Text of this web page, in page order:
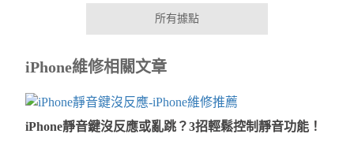
所有據點
iPhone維修相關文章
iPhone靜音鍵沒反應或亂跳？3招輕鬆控制靜音功能！